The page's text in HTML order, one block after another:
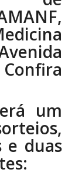
um
e duas